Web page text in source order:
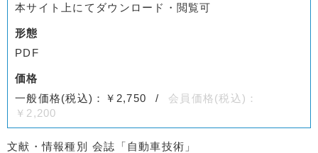
本サイト上にてダウンロード・閲覧可
形態
PDF
価格
一般価格(税込)：￥2,750
会員価格(税込)：
￥2,200
文献・情報種別 会誌「自動車技術」